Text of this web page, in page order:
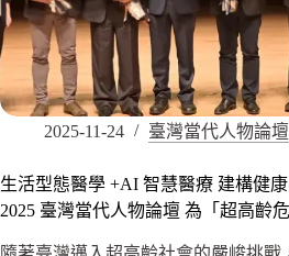
2025-11-24 臺灣當代人物論壇
生活型態醫學 +AI 智慧醫療 建構健
2025 臺灣當代人物論壇 為「超高齡